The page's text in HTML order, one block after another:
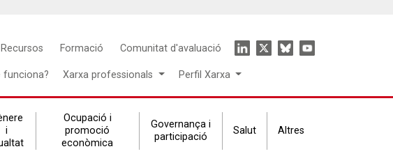
Recursos Formació Comunitat d'avaluació
Icon
menu
funciona? Xarxa professionals Perfil Xarxa
i
Ocupació i
promoció
econòmica
Governança i
participació
Salut Altres